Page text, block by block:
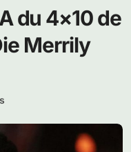
du 4×10 de
Merrily